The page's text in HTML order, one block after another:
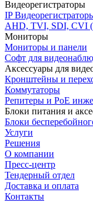
Видеорегистраторы
IP
AHD, TVI, SDI, CVI
Мониторы
Мониторы и панели
Софт для
Аксессуары для
Кронштейны и
Коммутаторы
Репитеры и PoE
Блоки питания и
Блоки
Услуги
Решения
О компании
Пресс-центр
Тендерный отдел
Доставка и оплата
Контакты